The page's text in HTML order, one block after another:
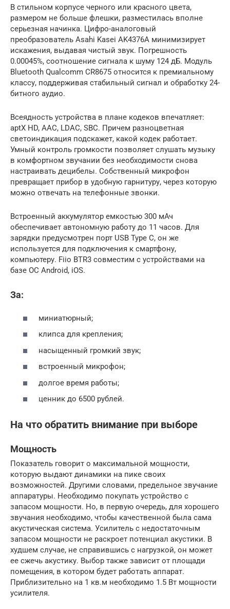
В стильном корпусе черного или красного цвета,
размером не больше флешки, разместилась вполне
серьезная начинка. Цифро-аналоговый
преобразователь Asahi Kasei AK4376A минимизирует
искажения, выдавая чистый звук. Погрешность
0.00045%, соотношение сигнала к шуму 124 дБ. Модуль
Bluetooth Qualcomm CR8675 относится к премиальному
классу, поддерживая стабильный сигнал и обработку 24-
битного аудио.
Всеядность устройства в плане кодеков впечатляет:
aptX HD, AAC, LDAC, SBC. Причем разноцветная
светоиндикация подскажет, какой кодек работает.
Умный контроль громкости позволяет слушать музыку
в комфортном звучании без необходимости снова
настраивать децибелы. Собственный микрофон
превращает прибор в удобную гарнитуру, через которую
можно отвечать на телефонные звонки.
Встроенный аккумулятор емкостью 300 мАч
обеспечивает автономную работу до 11 часов. Для
зарядки предусмотрен порт USB Type C, он же
используется для подключения к смартфону,
компьютеру. Fiio BTR3 совместим с устройствами на
базе ОС Android, iOS.
За:
миниатюрный;
клипса для крепления;
насыщенный громкий звук;
встроенный микрофон;
долгое время работы;
ценник до 6500 рублей.
На что обратить внимание при выборе
Мощность
Показатель говорит о максимальной мощности,
которую выдают динамики на пике своих
возможностей. Другими словами, предельное звучание
аппаратуры. Необходимо покупать устройство с
запасом мощности. Но, в первую очередь, для хорошего
звучания необходимо, чтобы качественной была сама
акустическая система. Усилитель с недостаточным
запасом мощности не раскроет потенциал акустики. В
худшем случае, не справившись с нагрузкой, он может
ее сжечь акустику. Выбор также зависит от площади
помещения, в котором будет работать аппарат.
Приблизительно на 1 кв.м необходимо 1.5 Вт мощности
усилителя.